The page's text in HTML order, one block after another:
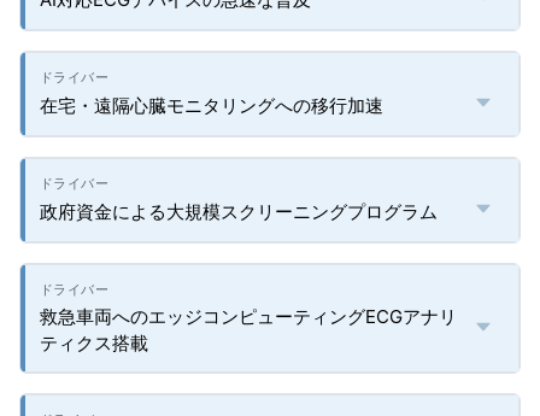
在宅・遠隔心臓モニタリングへの移行加速
政府資金による大規模スクリーニングプログラム
救急車両へのエッジコンピューティングECGアナリ
ティクス搭載